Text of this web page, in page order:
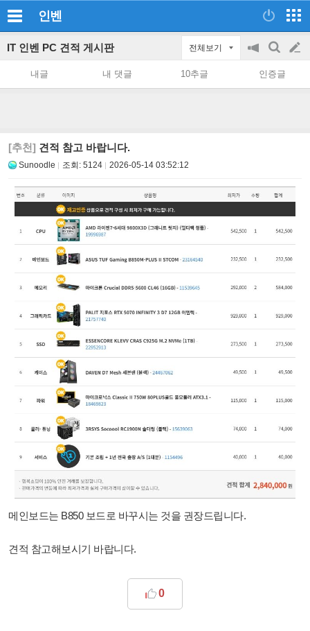
인벤
IT 인벤 PC 견적 게시판 전체보기
공
on/off
검
색
글
쓰
내글 내 댓글 10추글 인증글
[추천] 견적 참고 바랍니다.
Sunoodle 조회: 5124 2026-05-14 03:52:12
메인보드는 B850 보드로 바꾸시는 것을 권장드립니다.
견적 참고해보시기 바랍니다.
0